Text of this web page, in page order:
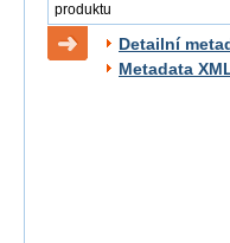
produktu
Detailní
Metadata